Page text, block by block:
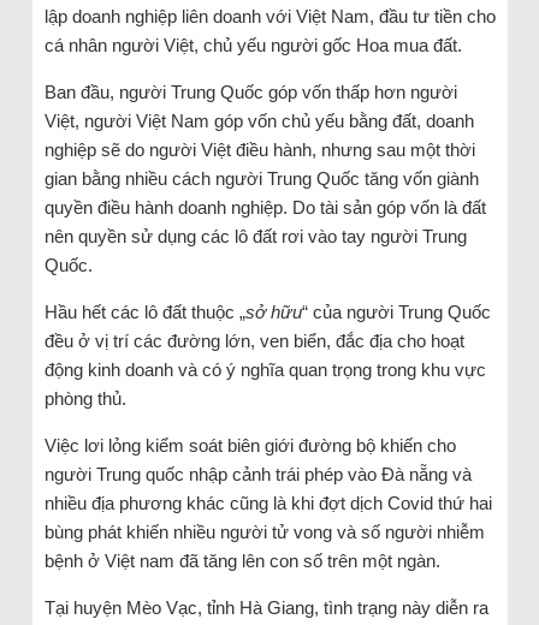
lập doanh nghiệp liên doanh với Việt Nam, đầu tư tiền cho
cá nhân người Việt, chủ yếu người gốc Hoa mua đất.
Ban đầu, người Trung Quốc góp vốn thấp hơn người
Việt, người Việt Nam góp vốn chủ yếu bằng đất, doanh
nghiệp sẽ do người Việt điều hành, nhưng sau một thời
gian bằng nhiều cách người Trung Quốc tăng vốn giành
quyền điều hành doanh nghiệp. Do tài sản góp vốn là đất
nên quyền sử dụng các lô đất rơi vào tay người Trung
Quốc.
Hầu hết các lô đất thuộc „sở hữu“ của người Trung Quốc
đều ở vị trí các đường lớn, ven biển, đắc địa cho hoạt
động kinh doanh và có ý nghĩa quan trọng trong khu vực
phòng thủ.
Việc lơi lỏng kiểm soát biên giới đường bộ khiến cho
người Trung quốc nhập cảnh trái phép vào Đà nẵng và
nhiều địa phương khác cũng là khi đợt dịch Covid thứ hai
bùng phát khiến nhiều người tử vong và số người nhiễm
bệnh ở Việt nam đã tăng lên con số trên một ngàn.
Tại huyện Mèo Vạc, tỉnh Hà Giang, tình trạng này diễn ra